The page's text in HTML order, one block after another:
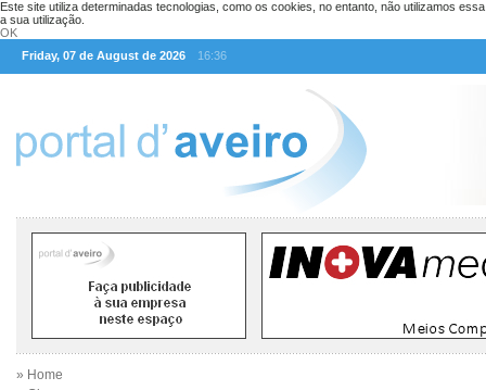
Este site utiliza determinadas tecnologias, como os cookies, no entanto, não utilizamos
a sua utilização.
OK
Friday, 07 de August de 2026
16:36
» Home